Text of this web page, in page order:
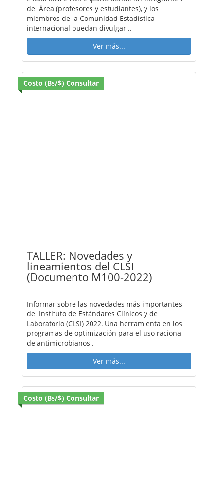
del Área (profesores y estudiantes), y los
miembros de la Comunidad Estadística
internacional puedan divulgar...
Ver más...
Costo (Bs/$) Consultar
TALLER: Novedades y
lineamientos del CLSI
(Documento M100-2022)
Informar sobre las novedades más importantes
del Instituto de Estándares Clínicos y de
Laboratorio (CLSI) 2022, Una herramienta en los
programas de optimización para el uso racional
de antimicrobianos..
Ver más...
Costo (Bs/$) Consultar